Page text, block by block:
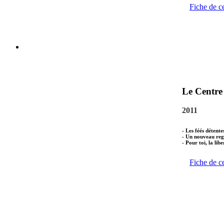
Fiche de
Le
2011
- Les féés
- Un nouveau
- Pour toi, la
Fiche de